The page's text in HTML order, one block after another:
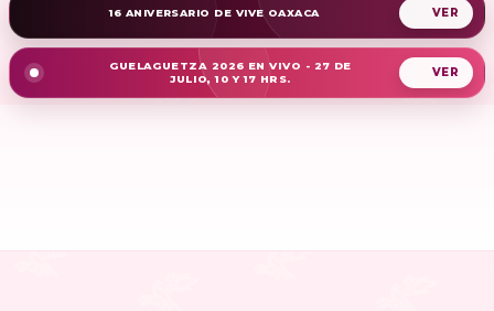
16 ANIVERSARIO DE VIVE OAXACA
GUELAGUETZA 2026 EN VIVO - 27 DE
JULIO, 10 Y 17 HRS.